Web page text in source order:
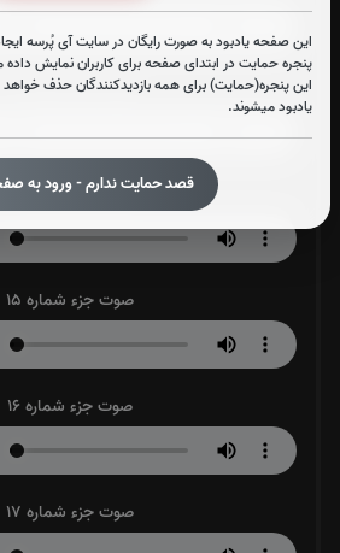
این صفحه یادبود به صورت رایگان در سایت آی پُرسه
پنجره حمایت در ابتدای صفحه برای کاربران نمایش
این پنجره(حمایت) برای همه بازدیدکنندگان حذف
یادبود میشوند.
قصد حمایت ندارم - ورود به
صوت جزء شماره 13
صوت جزء شماره 14
صوت جزء شماره 15
صوت جزء شماره 16
صوت جزء شماره 17